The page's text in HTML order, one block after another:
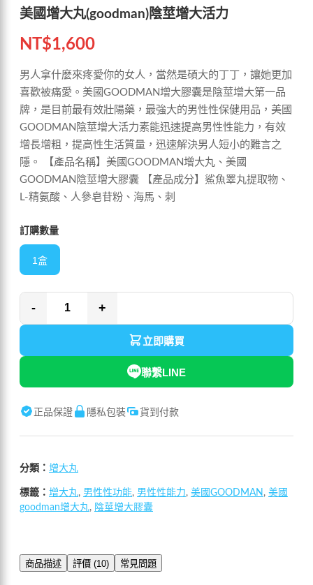
美國增大丸(goodman)陰莖增大活力
NT$1,600
男人拿什麼來疼愛你的女人，當然是碩大的丁丁，讓她更加
喜歡被痛愛。美國GOODMAN增大膠囊是陰莖增大第一品
牌，是目前最有效壯陽藥，最強大的男性性保健用品，美國
GOODMAN陰莖增大活力素能迅速提高男性性能力，有效
增長增粗，提高性生活質量，迅速解決男人短小的難言之
隱。 【產品名稱】美國GOODMAN增大丸、美國
GOODMAN陰莖增大膠囊 【產品成分】鯊魚睪丸提取物、
L-精氨酸、人參皂苷粉、海馬、刺
訂購數量
1盒
- +
立即購買
聯繫LINE
正品保證 隱私包裝 貨到付款
分類： 增大丸
標籤： 增大丸, 男性性功能, 男性性能力, 美國GOODMAN , 美國
goodman增大丸, 陰莖增大膠囊
商品描述 評價 (10) 常見問題